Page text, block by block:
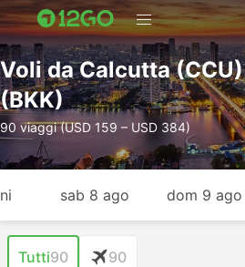
Voli da Calcutta
(BKK)
90 viaggi (USD 159 – USD 384)
sab 8 ago dom 9 ago
Tutti90 90